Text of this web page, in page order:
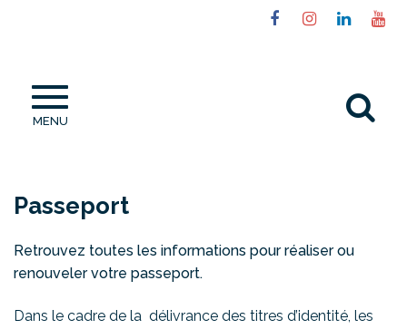
Lien
Facebook
Lien
Instagram
Lien
MENU
Passeport
Retrouvez toutes les informations pour réaliser ou
renouveler votre passeport.
Dans le cadre de la délivrance des titres d’identité, les